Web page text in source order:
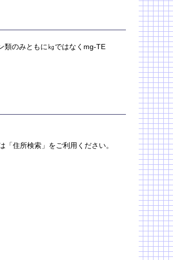
類のみともに㎏ではなくmg-TE
住所検索」をご利用ください。